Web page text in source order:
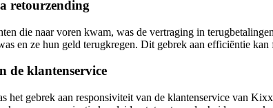
retourzending
die naar voren kwam, was de vertraging in
en ze hun geld terugkregen. Dit gebrek aan efficiëntie
de klantenservice
het gebrek aan responsiviteit van de klantenservice van